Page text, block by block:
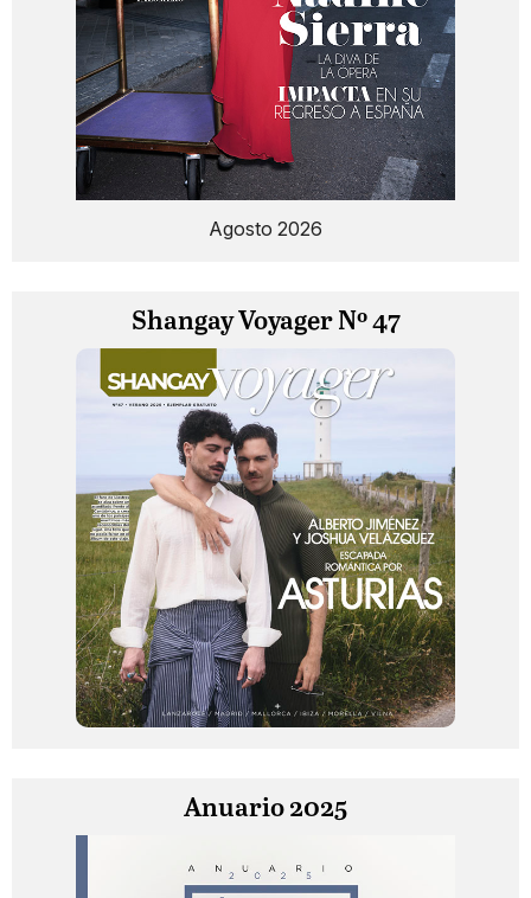
Agosto 2026
Shangay Voyager Nº 47
Anuario 2025